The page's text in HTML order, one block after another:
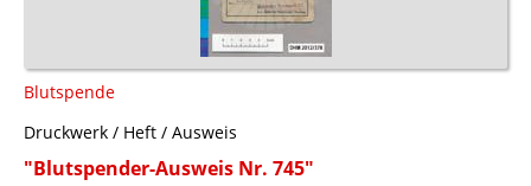
Blutspende
Druckwerk / Heft / Ausweis
"Blutspender-Ausweis Nr. 745"